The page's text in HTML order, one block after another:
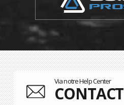
Via notre Help Center
CONTACT